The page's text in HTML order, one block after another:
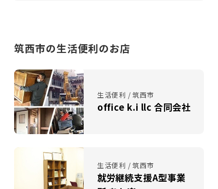
筑西市の生活便利のお店
生活便利 / 筑西市
office k.i llc 合同会社
生活便利 / 筑西市
就労継続支援A型事業